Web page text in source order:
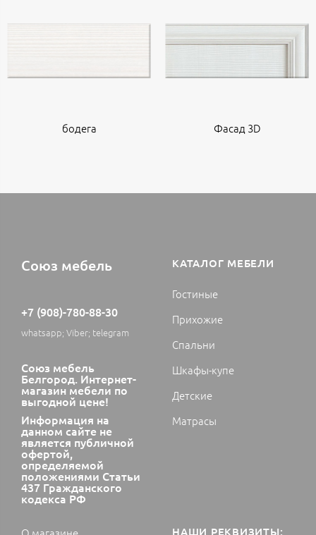
бодега Фасад 3D
Союз мебель
+7 (908)-780-88-30
whatsapp; Viber; telegram
Союз мебель
Белгород. Интернет-
магазин мебели по
выгодной цене!
Информация на
данном сайте не
является публичной
офертой,
определяемой
положениями Статьи
437 Гражданского
кодекса РФ
КАТАЛОГ МЕБЕЛИ
Гостиные
Прихожие
Спальни
Шкафы-купе
Детские
Матрасы
НАШИ РЕКВИЗИТЫ: